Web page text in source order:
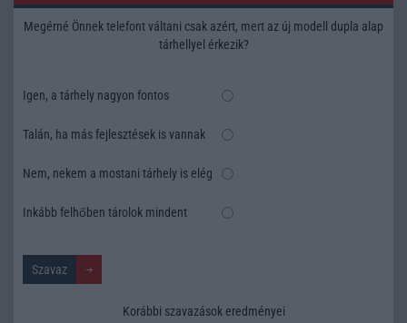
Megérné Önnek telefont váltani csak azért, mert az új modell dupla alap
tárhellyel érkezik?
Igen, a tárhely nagyon fontos
Talán, ha más fejlesztések is vannak
Nem, nekem a mostani tárhely is elég
Inkább felhőben tárolok mindent
Korábbi szavazások eredményei